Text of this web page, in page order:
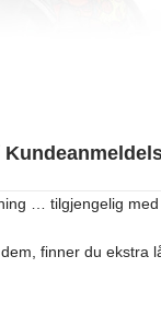
… tilgjengelig
finner du ekstra